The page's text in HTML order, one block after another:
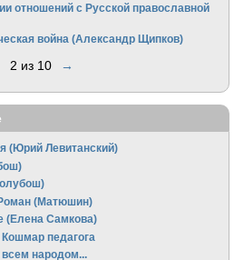
отношений с Русской православной
война (Александр Щипков)
2 из 10 →
(Юрий Левитанский)
(Матюшин)
(Елена Самкова)
педагога
всем народом...